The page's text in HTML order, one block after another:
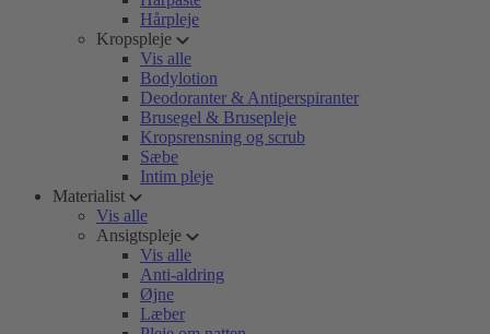
Hårpleje
Kropspleje
Vis alle
Bodylotion
Deodoranter & Antiperspiranter
Brusegel & Brusepleje
Kropsrensning og scrub
Sæbe
Intim pleje
Materialist
Vis alle
Ansigtspleje
Vis alle
Anti-aldring
Øjne
Læber